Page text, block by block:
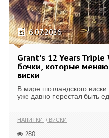
6.07.2026
Grant's 12 Years Triple
бочки, которые
виски
В мире шотландского виски
уже давно перестал быть
НАПИТКИ ВИСКИ
280